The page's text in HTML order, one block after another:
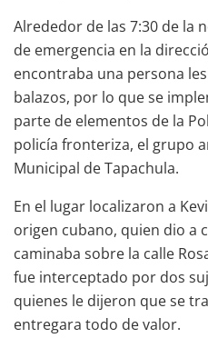
Alrededor de las 7:30 de la
de emergencia en la
encontraba una persona
balazos, por lo que se
parte de elementos de la
policía fronteriza, el grupo
Municipal de Tapachula.
En el lugar localizaron a
origen cubano, quien dio a
caminaba sobre la calle
fue interceptado por dos
quienes le dijeron que se
entregara todo de valor.